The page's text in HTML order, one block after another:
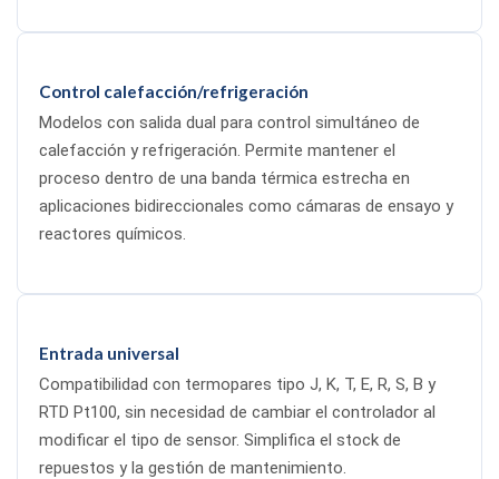
Control calefacción/refrigeración
Modelos con salida dual para control simultáneo de
calefacción y refrigeración. Permite mantener el
proceso dentro de una banda térmica estrecha en
aplicaciones bidireccionales como cámaras de ensayo y
reactores químicos.
Entrada universal
Compatibilidad con termopares tipo J, K, T, E, R, S, B y
RTD Pt100, sin necesidad de cambiar el controlador al
modificar el tipo de sensor. Simplifica el stock de
repuestos y la gestión de mantenimiento.